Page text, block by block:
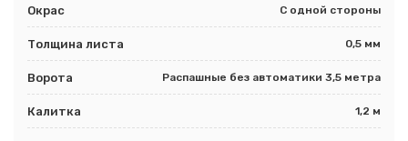
Окрас С одной стороны
Толщина листа 0,5 мм
Ворота Распашные без автоматики 3,5 метра
Калитка 1,2 м